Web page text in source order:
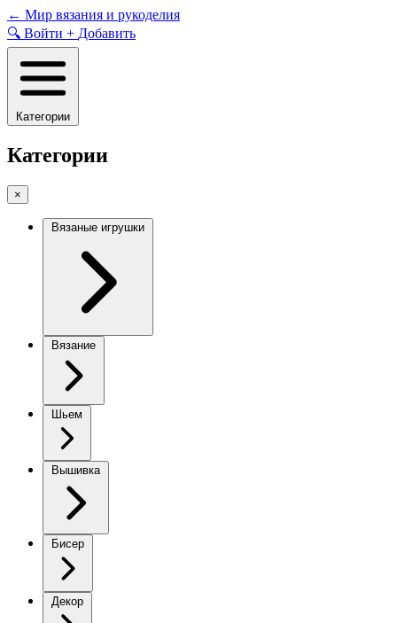
Skip
to
content
← Мир вязания и рукоделия
🔍 Войти + Добавить
Категории
Категории
×
Вязаные игрушки
Вязание
Шьем
Вышивка
Бисер
Декор